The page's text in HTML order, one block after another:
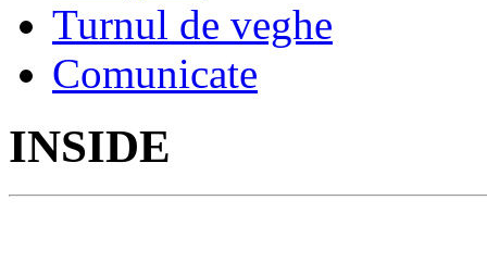
Turnul de veghe
Comunicate
INSIDE